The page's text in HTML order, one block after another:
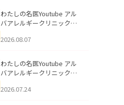
わたしの名医Youtube アル
バアレルギークリニック札
らない理由｜繰り返す人が
説」を公開いたしました。
2026.08.07
わたしの名医Youtube アル
バアレルギークリニック札
える男性へ｜医師が教える
2026.07.24